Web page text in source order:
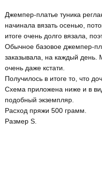
Джемпер-платье туника
начинала вязать осенью,
итоге очень долго вязала,
Обычное базовое джемпер-
заказывала, на каждый день.
очень даже кстати.
Получилось в итоге то, что
Схема приложена ниже и в
подобный экземпляр.
Расход пряжи 500 грамм.
Размер S.